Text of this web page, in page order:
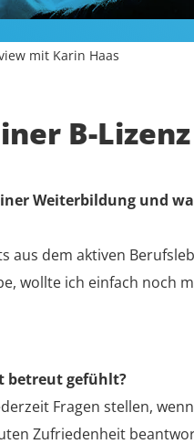
mit Karin Haas
B-Lizenz
Weiterbildung und
dem aktiven
wollte ich einfach noch
betreut gefühlt?
Fragen stellen,
Zufriedenheit